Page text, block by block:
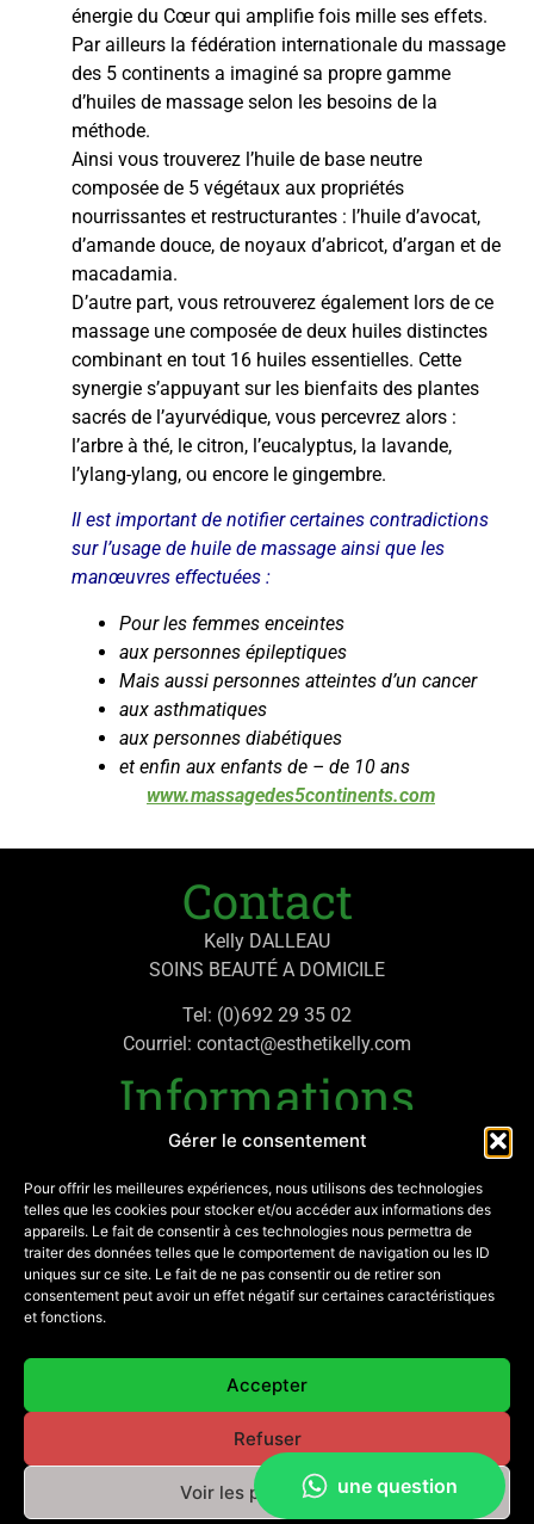
Gérer le consentement
Pour offrir les meilleures expériences, nous utilisons des technologies
telles que les cookies pour stocker et/ou accéder aux informations des
appareils. Le fait de consentir à ces technologies nous permettra de
traiter des données telles que le comportement de navigation ou les ID
uniques sur ce site. Le fait de ne pas consentir ou de retirer son
consentement peut avoir un effet négatif sur certaines caractéristiques
et fonctions.
Accepter
Refuser
Voir les préférences
énergie du Cœur qui amplifie fois mille ses effets.
Par ailleurs la fédération internationale du massage
des 5 continents a imaginé sa propre gamme
d’huiles de massage selon les besoins de la
méthode.
Ainsi vous trouverez l’huile de base neutre
composée de 5 végétaux aux propriétés
nourrissantes et restructurantes : l’huile d’avocat,
d’amande douce, de noyaux d’abricot, d’argan et de
macadamia.
D’autre part, vous retrouverez également lors de ce
massage une composée de deux huiles distinctes
combinant en tout 16 huiles essentielles. Cette
synergie s’appuyant sur les bienfaits des plantes
sacrés de l’ayurvédique, vous percevrez alors :
l’arbre à thé, le citron, l’eucalyptus, la lavande,
l’ylang-ylang, ou encore le gingembre.
Il est important de notifier certaines contradictions
sur l’usage de huile de massage ainsi que les
manœuvres effectuées :
Pour les femmes enceintes
aux personnes épileptiques
Mais aussi personnes atteintes d’un cancer
aux asthmatiques
aux personnes diabétiques
et enfin aux enfants de – de 10 ans
www.massagedes5continents.com
Contact
Kelly DALLEAU
SOINS BEAUTÉ A DOMICILE
Tel: (0)692 29 35 02
Courriel: contact@esthetikelly.com
Informations
Politique de confidentialité
Mentions légales
Mon compte
Contactez-moi
Réseaux
© Esthetikelly.com 2022 | Tous droits réservés | Site réalisé